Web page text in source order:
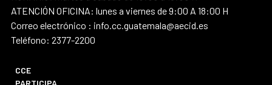
ATENCIÓN OFICINA: lunes a viernes de 9:00 A 18:00 H
Correo electrónico : info.cc.guatemala@aecid.es
Teléfono: 2377-2200
CCE